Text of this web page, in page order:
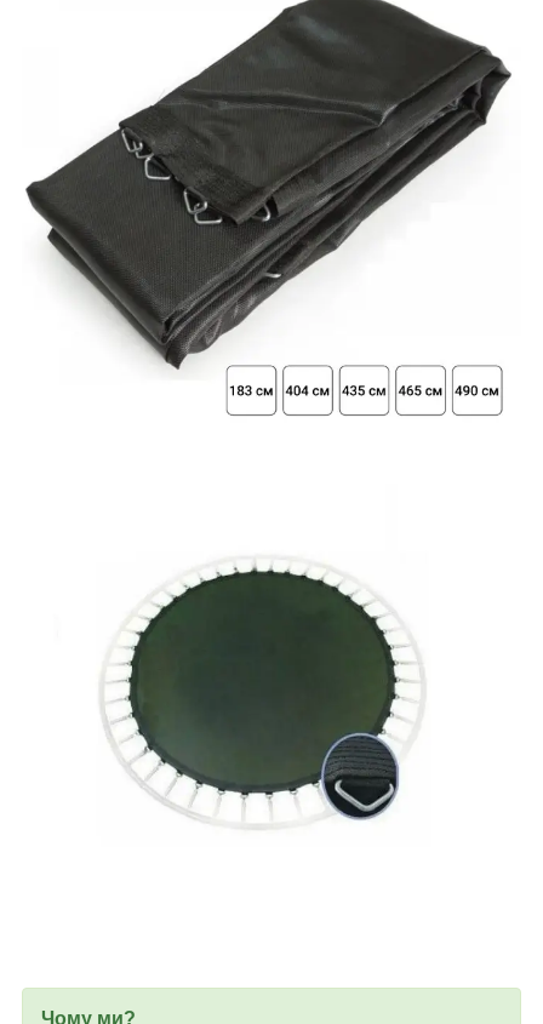
Чому ми?